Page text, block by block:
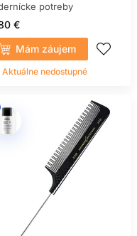
potreby
€
Mám záujem
Aktuálne nedostupné